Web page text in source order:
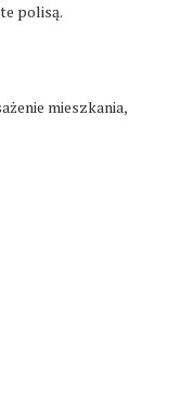
polisą.
mieszkania,